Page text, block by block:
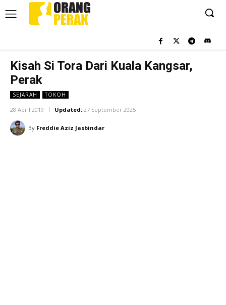
Kisah Si Tora Dari Kuala Kangsar,
Perak
SEJARAH TOKOH
28 April 2019 Updated: 27 September 2025
By Freddie Aziz Jasbindar